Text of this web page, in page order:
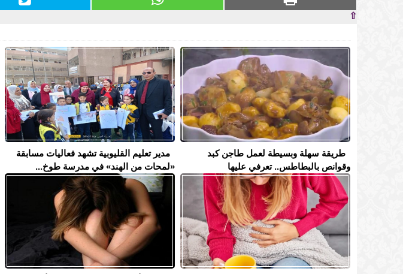
⇧
طريقة سهلة وبسيطة لعمل طاجن كبد
وقوانص بالبطاطس.. تعرفي عليها
مدير تعليم القليوبية تشهد فعاليات مسابقة
«لمحات من الهند» في مدرسة طوخ...